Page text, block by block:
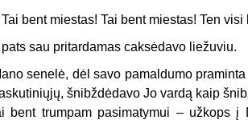
bent miestas! Tai bent miestas! Ten
pats sau pritardamas caksėdavo liežuviu.
senelė, dėl savo pamaldumo
šnibždėdavo Jo vardą kaip
bent trumpam pasimatymui – užkops į